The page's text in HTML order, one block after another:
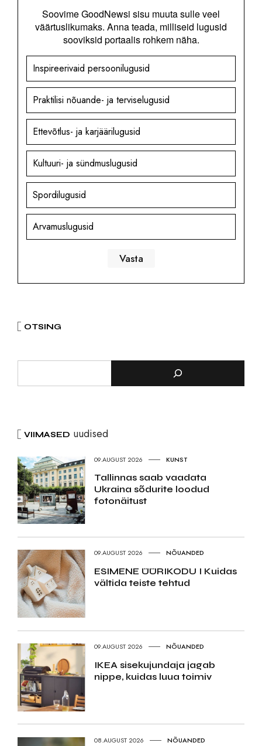
Soovime GoodNewsi sisu muuta sulle veel
väärtuslikumaks. Anna teada, milliseid lugusid
sooviksid portaalis rohkem näha.
Inspireerivaid persoonilugusid
Praktilisi nõuande- ja terviselugusid
Ettevõtlus- ja karjäärilugusid
Kultuuri- ja sündmuslugusid
Spordilugusid
Arvamuslugusid
OTSING
VIIMASED uudised
09.AUGUST 2026 KUNST
Tallinnas saab vaadata
Ukraina sõdurite loodud
fotonäitust
09.AUGUST 2026 NÕUANDED
ESIMENE ÜÜRIKODU I Kuidas
vältida teiste tehtud
09.AUGUST 2026 NÕUANDED
IKEA sisekujundaja jagab
nippe, kuidas luua toimiv
08.AUGUST 2026 NÕUANDED